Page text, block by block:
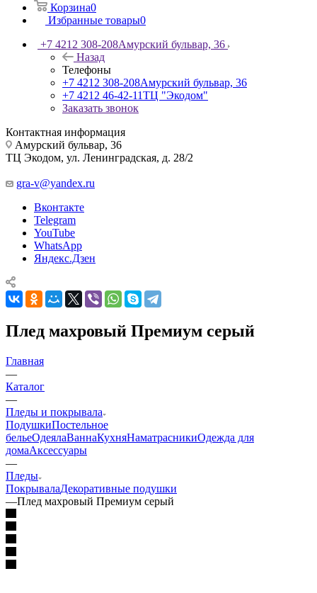
Корзина0
Избранные товары0
+7 4212 308-208Амурский бульвар, 36
Назад
Телефоны
+7 4212 308-208Амурский бульвар, 36
+7 4212 46-42-11ТЦ "Экодом"
Заказать звонок
Контактная информация
Амурский бульвар, 36
ТЦ Экодом, ул. Ленинградская, д. 28/2
gra-v@yandex.ru
Вконтакте
Telegram
YouTube
WhatsApp
Яндекс.Дзен
Плед махровый Премиум серый
Главная
—
Каталог
—
Пледы и покрывала
ПодушкиПостельное
бельеОдеялаВаннаКухняНаматрасникиОдежда для
домаАксессуары
—
Пледы
ПокрывалаДекоративные подушки
—Плед махровый Премиум серый